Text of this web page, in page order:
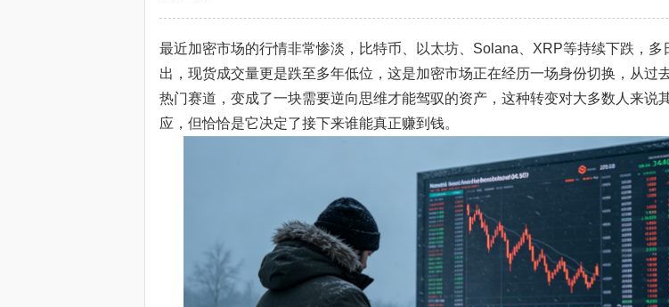
最近加密市场的行情非常惨淡，比特币、以太坊、Solana、XRP等持续下跌，多
出，现货成交量更是跌至多年低位，这是加密市场正在经历一场身份切换，从过
热门赛道，变成了一块需要逆向思维才能驾驭的资产，这种转变对大多数人来说
应，但恰恰是它决定了接下来谁能真正赚到钱。